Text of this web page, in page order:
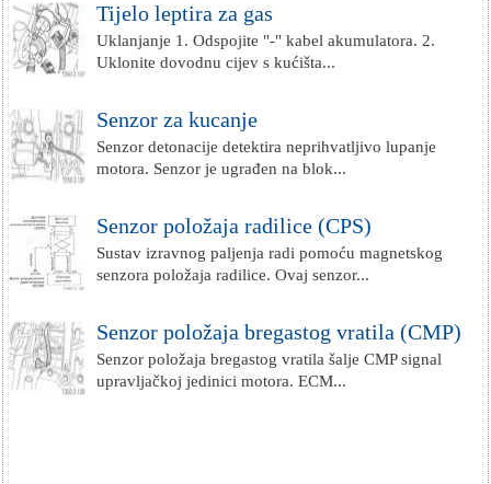
Tijelo leptira za gas
Uklanjanje 1. Odspojite "-" kabel akumulatora. 2.
Uklonite dovodnu cijev s kućišta...
Senzor za kucanje
Senzor detonacije detektira neprihvatljivo lupanje
motora. Senzor je ugrađen na blok...
Senzor položaja radilice (CPS)
Sustav izravnog paljenja radi pomoću magnetskog
senzora položaja radilice. Ovaj senzor...
Senzor položaja bregastog vratila (CMP)
Senzor položaja bregastog vratila šalje CMP signal
upravljačkoj jedinici motora. ECM...